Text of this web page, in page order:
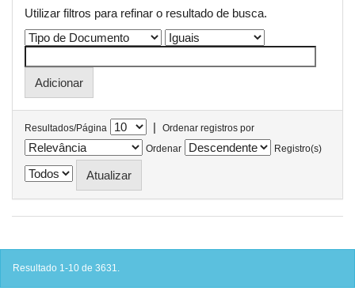
Utilizar filtros para refinar o resultado de busca.
Resultados/Página |
Ordenar registros por
Ordenar
Registro(s)
Resultado 1-10 de 3631.